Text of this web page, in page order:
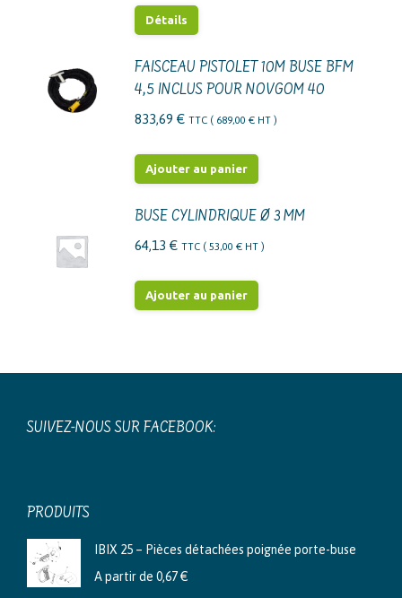
Détails
FAISCEAU PISTOLET 10M BUSE BFM
4,5 INCLUS POUR NOVGOM 40
833,69 € TTC ( 689,00 € HT )
Ajouter au panier
BUSE CYLINDRIQUE Ø 3 MM
64,13 € TTC ( 53,00 € HT )
Ajouter au panier
SUIVEZ-NOUS SUR FACEBOOK:
PRODUITS
IBIX 25 – Pièces détachées poignée porte-buse
A partir de 0,67€